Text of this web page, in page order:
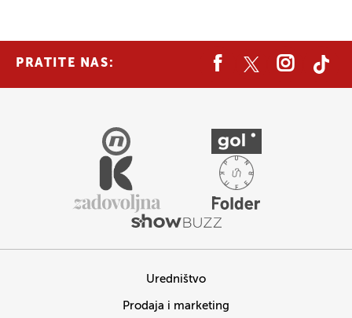
PRATITE NAS:
Uredništvo
Prodaja i marketing